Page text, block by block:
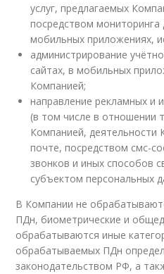
услуг, предлагаемых
посредством мониторинга
мобильных приложениях,
администрирование
сайтах, в мобильных
Компанией;
направление рекламных и
(в том числе в отношении
Компанией, деятельности
почте, посредством смс-
звонков и иных способов
субъектом персональных
В Компании не
ПДн, биометрические и
обрабатываются иные
обрабатываемых ПДн
законодательством РФ, а